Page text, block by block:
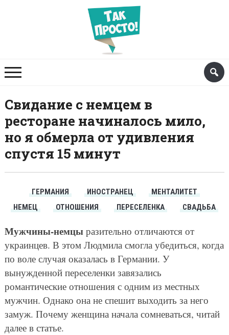
Свидание с немцем в
ресторане начиналось мило,
но я обмерла от удивления
спустя 15 минут
ГЕРМАНИЯ ИНОСТРАНЕЦ
МЕНТАЛИТЕТ
НЕМЕЦ
ОТНОШЕНИЯ ПЕРЕСЕЛЕНКА СВАДЬБА
Мужчины-немцыразительно отличаются от
украинцев. В этом Людмила смогла убедиться, когда
по воле случая оказалась в Германии. У
вынужденной переселенки завязались
романтические отношения с одним из местных
мужчин. Однако она не спешит выходить за него
замуж. Почему женщина начала сомневаться, читай
далее в статье.